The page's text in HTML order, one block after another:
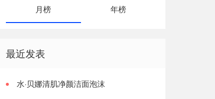
月榜 年榜
最近发表
水·贝娜清肌净颜洁面泡沫